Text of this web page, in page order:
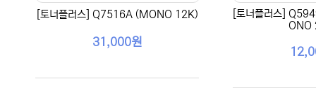
[토너플러스] Q7516A (MONO 12K)
31,000원
[토너플러스]
ONO